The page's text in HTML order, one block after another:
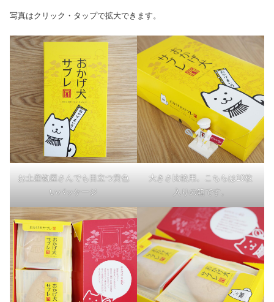
写真はクリック・タップで拡大できます。
お土産物屋さんでも目立つ黄色
いパッケージ
大きさ比較用。こちらは10枚
入りの箱です。